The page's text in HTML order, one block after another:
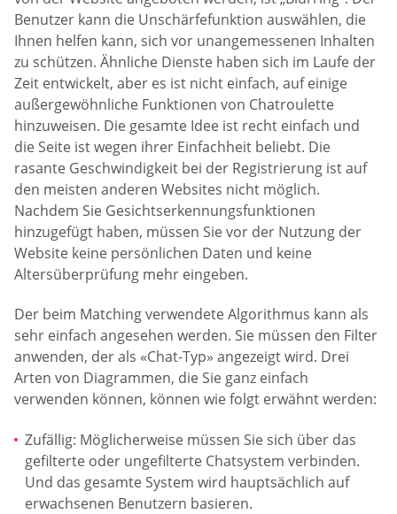
Benutzer kann die Unschärfefunktion auswählen, die
Ihnen helfen kann, sich vor unangemessenen Inhalten
zu schützen. Ähnliche Dienste haben sich im Laufe der
Zeit entwickelt, aber es ist nicht einfach, auf einige
außergewöhnliche Funktionen von Chatroulette
hinzuweisen. Die gesamte Idee ist recht einfach und
die Seite ist wegen ihrer Einfachheit beliebt. Die
rasante Geschwindigkeit bei der Registrierung ist auf
den meisten anderen Websites nicht möglich.
Nachdem Sie Gesichtserkennungsfunktionen
hinzugefügt haben, müssen Sie vor der Nutzung der
Website keine persönlichen Daten und keine
Altersüberprüfung mehr eingeben.
Der beim Matching verwendete Algorithmus kann als
sehr einfach angesehen werden. Sie müssen den Filter
anwenden, der als «Chat-Typ» angezeigt wird. Drei
Arten von Diagrammen, die Sie ganz einfach
verwenden können, können wie folgt erwähnt werden:
Zufällig: Möglicherweise müssen Sie sich über das
gefilterte oder ungefilterte Chatsystem verbinden.
Und das gesamte System wird hauptsächlich auf
erwachsenen Benutzern basieren.